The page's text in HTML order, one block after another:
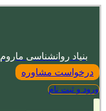
بنیاد روانشناسی ماروم
درخواست مشاوره
ورود و ثبت نام